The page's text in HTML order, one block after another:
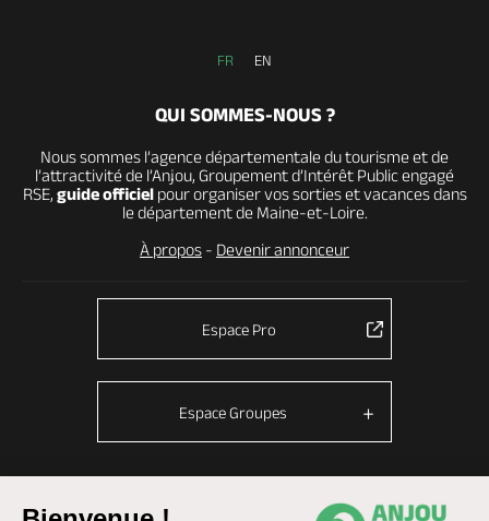
FR EN
QUI SOMMES-NOUS ?
Nous sommes l’agence départementale du tourisme et de
l’attractivité de l’Anjou, Groupement d’Intérêt Public engagé
RSE, guide officielpour organiser vos sorties et vacances dans
le département de Maine-et-Loire.
À propos - Devenir annonceur
Espace Pro
Espace Groupes
© Anjou tourisme 2026 - Fonctionnement du site